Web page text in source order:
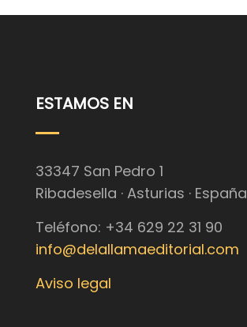
ESTAMOS EN
33347 San Pedro 1
Ribadesella · Asturias · España
Teléfono: +34 629 22 31 90
info@delallamaeditorial.com
Aviso legal